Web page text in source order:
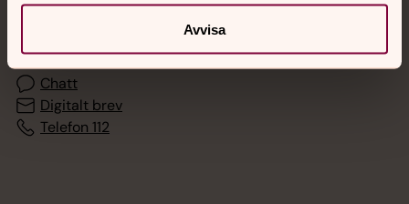
Avvisa
Akut samtals- och krisstöd. Prata eller chatta anonymt
med en präst på kvällar och nätter.
Chatt
Digitalt brev
Telefon 112